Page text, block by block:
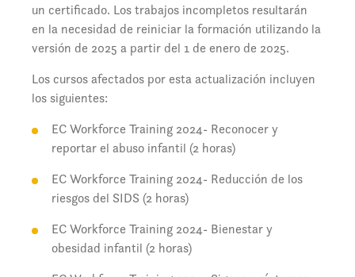
un certificado. Los trabajos incompletos resultarán
en la necesidad de reiniciar la formación utilizando la
versión de 2025 a partir del 1 de enero de 2025.
Los cursos afectados por esta actualización incluyen
los siguientes:
EC Workforce Training 2024- Reconocer y
reportar el abuso infantil (2 horas)
EC Workforce Training 2024- Reducción de los
riesgos del SIDS (2 horas)
EC Workforce Training 2024- Bienestar y
obesidad infantil (2 horas)